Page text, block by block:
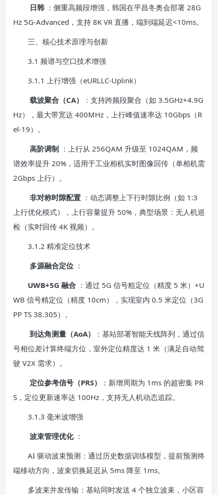
日韩 ：侧重高频段增强，韩国在平昌冬奥会部署 28G
Hz 5G-Advanced，支持 8K VR 直播，端到端延迟<10ms。
三、核心技术原理与创新
3.1 频谱与空口技术增强
3.1.1 上行增强（eURLLC-Uplink）
载波聚合（CA）
：支持跨频段聚合（如 3.5GHz+4.9G
Hz），最大带宽达 400MHz，上行峰值速率达 10Gbps（R
el-19）。
高阶调制 ：上行从 256QAM 升级至 1024QAM，频
谱效率提升 20%，适用于工业相机实时图像回传（单相机需
2Gbps 上行）。
非对称时隙配置 ：动态调整上下行时隙比例（如 1:3
上行优化模式），上行容量提升 50%，典型场景：无人机巡
检（实时回传 4K 视频）。
3.1.2 精准定位技术
多源融合定位 ：
UWB+5G 融合 ：通过 5G 信号粗定位（精度 5 米）+U
WB 信号精定位（精度 10cm），实现室内 0.5 米定位（3G
PP TS 38.305）。
到达角测量（AoA）
：基站部署智能天线阵列，通过信
号相位差计算终端方位，室外定位精度达 1 米（满足自动驾
驶 V2X 需求）。
定位参考信号（PRS）
：新增周期为 1ms 的超密集 PR
S，定位更新速率达 100Hz，支持无人机动态追踪。
3.1.3 毫米波增强
波束管理优化 ：
AI 驱动波束预测：通过历史数据训练模型，提前预测终
端移动方向，波束切换延迟从 5ms 降至 1ms。
多波束并发传输：基站同时发送 4 个独立波束，小区容